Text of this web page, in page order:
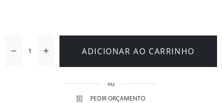
ADICIONAR AO CARRINHO
ou
PEDIR ORÇAMENTO